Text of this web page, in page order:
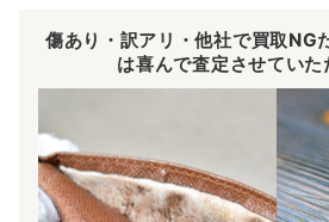
傷あり・訳アリ・他社で買取NG
は喜んで査定させていた